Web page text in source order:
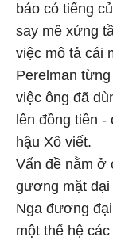
báo có tiếng
say mê xứng
việc mô tả cái
Perelman
việc ông đã
lên đồng tiền
hậu Xô viết.
Vấn đề nằm ở
gương mặt đại
Nga đương
một thế hệ